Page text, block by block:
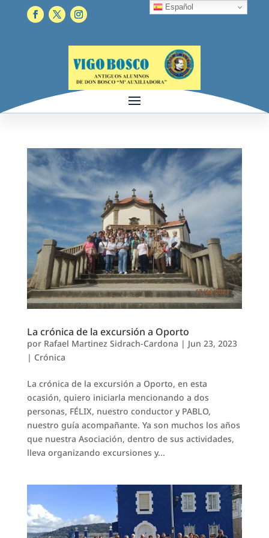
La crónica de la excursión a Oporto
por Rafael Martinez Sidrach-Cardona | Jun 23, 2023
| Crónica
La crónica de la excursión a Oporto, en esta
ocasión, quiero iniciarla mencionando a dos
personas, FÉLIX, nuestro conductor y PABLO,
nuestro guía acompañante. Ya son muchos los años
que nuestra Asociación, dentro de sus actividades,
lleva organizando excursiones y...
Español